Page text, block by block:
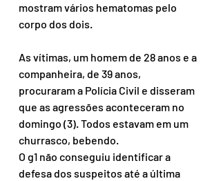
mostram vários hematomas pelo
corpo dos dois.
As vítimas, um homem de 28 anos e a
companheira, de 39 anos,
procuraram a Polícia Civil e disseram
que as agressões aconteceram no
domingo (3). Todos estavam em um
churrasco, bebendo.
O g1 não conseguiu identificar a
defesa dos suspeitos até a última